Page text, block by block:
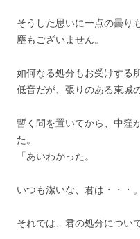
そうした思いに一点の曇り
塵もございません。
如何なる処分もお受けする
低音だが、張りのある東城
暫く間を置いてから、中窪
た。
「あいわかった。
いつも潔いな、君は・・・。
それでは、君の処分につい